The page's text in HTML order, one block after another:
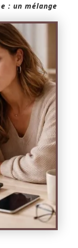
: un mélange